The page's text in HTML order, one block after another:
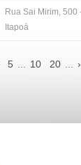
Rua Sai Mirim, 500
Itapoá
5 10 20 ›